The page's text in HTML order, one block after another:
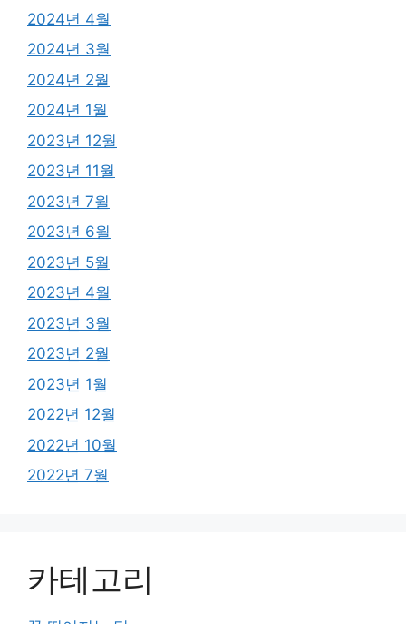
2024년 4월
2024년 3월
2024년 2월
2024년 1월
2023년 12월
2023년 11월
2023년 7월
2023년 6월
2023년 5월
2023년 4월
2023년 3월
2023년 2월
2023년 1월
2022년 12월
2022년 10월
2022년 7월
카테고리